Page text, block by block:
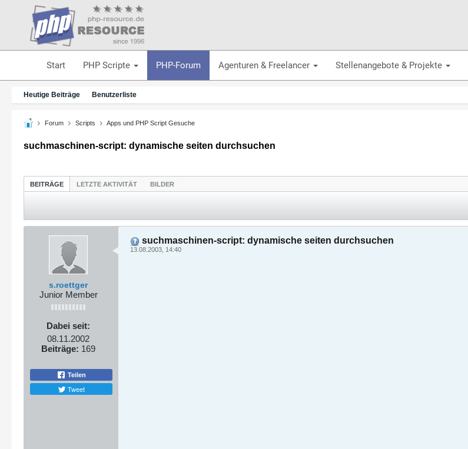
Start PHP Scripte PHP-Forum Agenturen & Freelancer Stellenangebote & Projekte
Heutige Beiträge Benutzerliste
Forum Scripts Apps und PHP Script Gesuche
suchmaschinen-script: dynamische seiten durchsuchen
BEITRÄGE LETZTE AKTIVITÄT BILDER
s.roettger
Junior Member
Dabei seit:
08.11.2002
Beiträge: 169
Teilen
Tweet
suchmaschinen-script: dynamische seiten durchsuchen
13.08.2003, 14:40